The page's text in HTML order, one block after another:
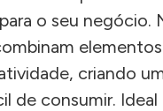
o seu negócio.
elementos
criando
de consumir. Ideal